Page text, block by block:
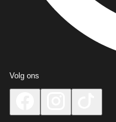
Volg ons